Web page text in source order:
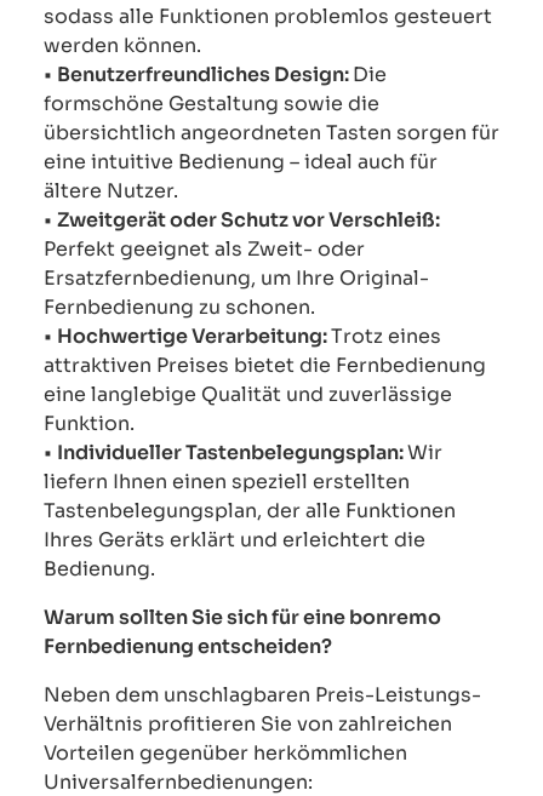
sodass alle Funktionen problemlos gesteuert
werden können.
• Benutzerfreundliches Design:Die
formschöne Gestaltung sowie die
übersichtlich angeordneten Tasten sorgen für
eine intuitive Bedienung – ideal auch für
ältere Nutzer.
• Zweitgerät oder Schutz vor Verschleiß:
Perfekt geeignet als Zweit- oder
Ersatzfernbedienung, um Ihre Original-
Fernbedienung zu schonen.
• Hochwertige Verarbeitung:Trotz eines
attraktiven Preises bietet die Fernbedienung
eine langlebige Qualität und zuverlässige
Funktion.
• Individueller Tastenbelegungsplan:Wir
liefern Ihnen einen speziell erstellten
Tastenbelegungsplan, der alle Funktionen
Ihres Geräts erklärt und erleichtert die
Bedienung.
Warum sollten Sie sich für eine bonremo
Fernbedienung entscheiden?
Neben dem unschlagbaren Preis-Leistungs-
Verhältnis profitieren Sie von zahlreichen
Vorteilen gegenüber herkömmlichen
Universalfernbedienungen: